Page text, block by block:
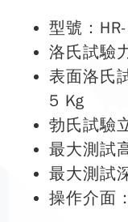
型號：
洛氏試驗
表面洛氏
5 Kg
勃氏試驗
最大測試
最大測試
操作介面